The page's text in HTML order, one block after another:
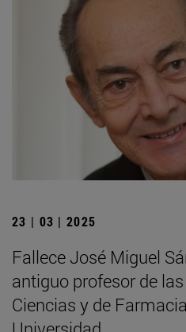
23 | 03 | 2025
Fallece José Miguel
antiguo profesor de
Ciencias y de